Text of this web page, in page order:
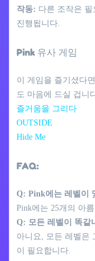
작동: 다른 조작은
진행됩니다.
Pink 유사 게임
이 게임을 즐기셨다
도 마음에 드실 겁니
즐거움을 그리다
OUTSIDE
Hide Me
FAQ:
Q: Pink에는 레벨이
Pink에는 25개의 아
Q: 모든 레벨이 똑같
아니요, 모든 레벨은
이 필요합니다.